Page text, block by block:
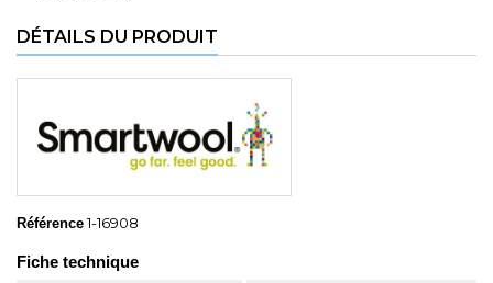
DÉTAILS DU PRODUIT
Référence 1-16908
Fiche technique